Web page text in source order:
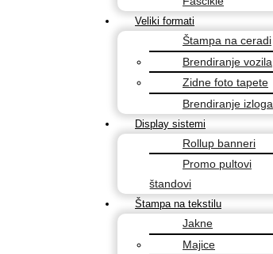
Veliki formati
Štampa na ceradi
Brendiranje vozila
Zidne foto tapete
Brendiranje izloga
Display sistemi
Rollup banneri
Promo pultovi
štandovi
Štampa na tekstilu
Jakne
Majice